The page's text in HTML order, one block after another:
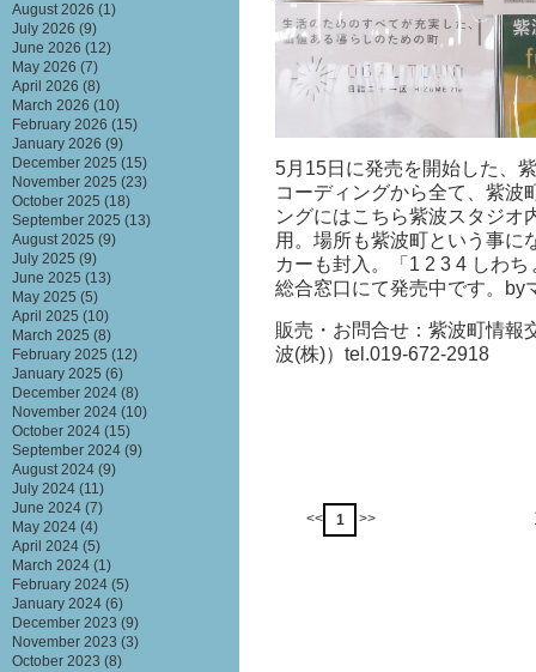
5月15日に発売を開始した、
コーディングから全て、紫波
ングにはこちら紫波スタジオ
用。場所も紫波町という事に
カーも封入。
「1 2 3 4 しわ
総合窓口にて発売中です。by
販売・お問合せ：紫波町情
波(株)）tel.019-672-2918
<< 1 >>
August 2026 (1)
July 2026 (9)
June 2026 (12)
May 2026 (7)
April 2026 (8)
March 2026 (10)
February 2026 (15)
January 2026 (9)
December 2025 (15)
November 2025 (23)
October 2025 (18)
September 2025 (13)
August 2025 (9)
July 2025 (9)
June 2025 (13)
May 2025 (5)
April 2025 (10)
March 2025 (8)
February 2025 (12)
January 2025 (6)
December 2024 (8)
November 2024 (10)
October 2024 (15)
September 2024 (9)
August 2024 (9)
July 2024 (11)
June 2024 (7)
May 2024 (4)
April 2024 (5)
March 2024 (1)
February 2024 (5)
January 2024 (6)
December 2023 (9)
November 2023 (3)
October 2023 (8)